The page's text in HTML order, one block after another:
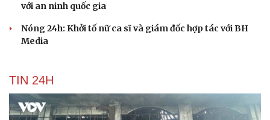
với an ninh quốc gia
Nóng 24h: Khởi tố nữ ca sĩ và giám đốc hợp tác với BH
Media
TIN 24H